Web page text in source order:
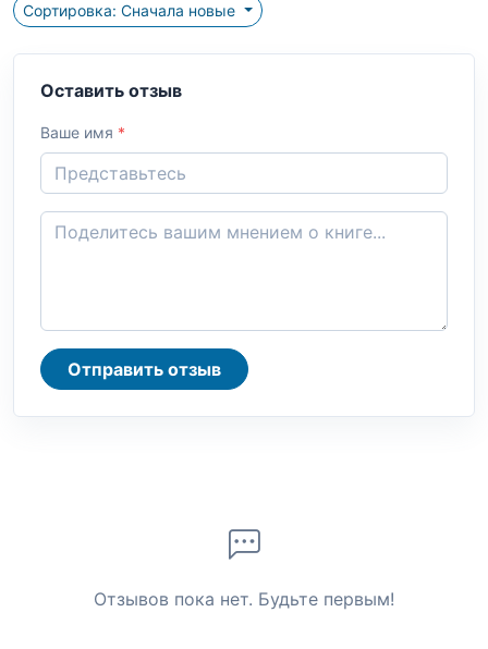
Сортировка: Сначала новые
Оставить отзыв
Ваше имя *
Отправить отзыв
Отзывов пока нет. Будьте первым!